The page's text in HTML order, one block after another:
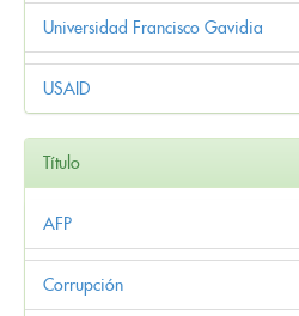
Universidad Francisco Gavidia
USAID
Título
AFP
Corrupción